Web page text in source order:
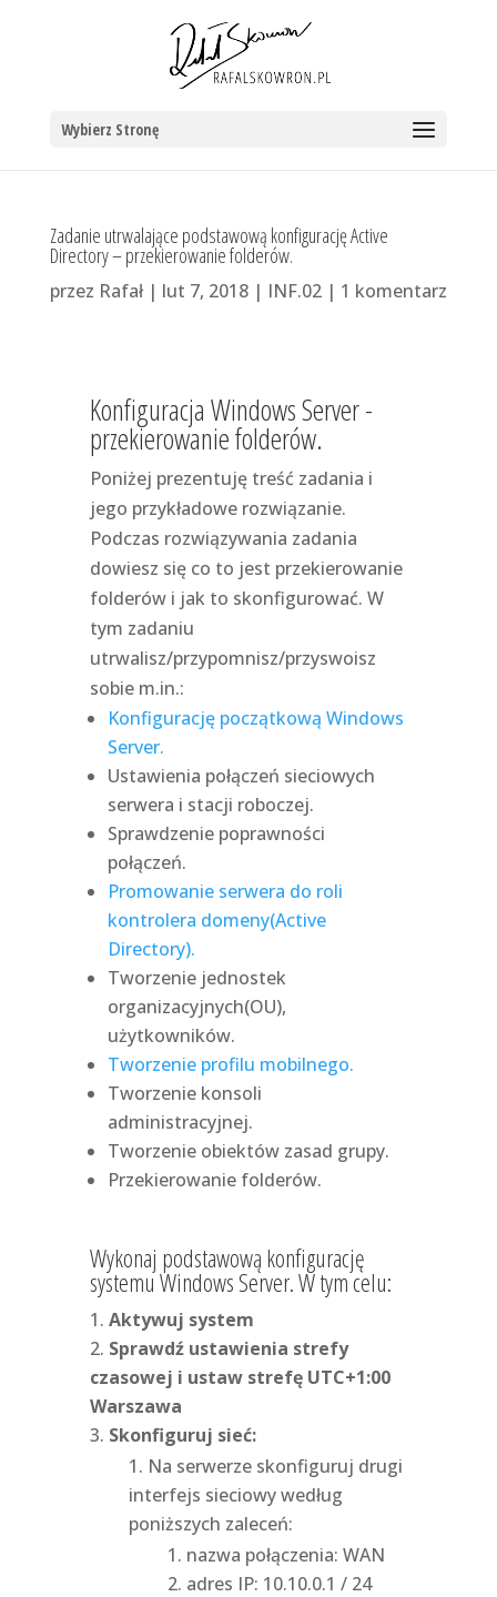
Wybierz Stronę
Zadanie utrwalające podstawową konfigurację Active
Directory – przekierowanie folderów.
przez Rafał| lut 7, 2018| INF.02| 1 komentarz
Konfiguracja Windows Server -
przekierowanie folderów.
Poniżej prezentuję treść zadania i
jego przykładowe rozwiązanie.
Podczas rozwiązywania zadania
dowiesz się co to jest przekierowanie
folderów i jak to skonfigurować. W
tym zadaniu
utrwalisz/przypomnisz/przyswoisz
sobie m.in.:
Konfigurację początkową Windows
Server.
Ustawienia połączeń sieciowych
serwera i stacji roboczej.
Sprawdzenie poprawności
połączeń.
Promowanie serwera do roli
kontrolera domeny(Active
Directory).
Tworzenie jednostek
organizacyjnych(OU),
użytkowników.
Tworzenie profilu mobilnego.
Tworzenie konsoli
administracyjnej.
Tworzenie obiektów zasad grupy.
Przekierowanie folderów.
Wykonaj podstawową konfigurację
systemu Windows Server. W tym celu:
Aktywuj system
Sprawdź ustawienia strefy
czasowej i ustaw strefę UTC+1:00
Warszawa
Skonfiguruj sieć:
Na serwerze skonfiguruj drugi
interfejs sieciowy według
poniższych zaleceń:
nazwa połączenia: WAN
adres IP: 10.10.0.1 / 24